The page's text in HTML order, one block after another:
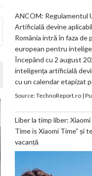
ANCOM: Regulamentul
Artificială devine
România intră în faza de
european pentru
Începând cu 2 august
inteligența artificială
cu un calendar etapizat
Source:TechnoReport.ro|
Liber la timp liber:
Time is Xiaomi Time” și
vacanță